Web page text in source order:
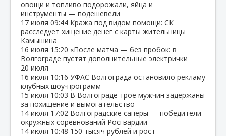
овощи и топливо подорожали, яйца и
инструменты — подешевели
17 июля 09:44 Кража под видом помощи: СК
расследует хищение денег с карты жительницы
Камышина
16 июля 15:20 «После матча — без пробок: в
Волгограде пустят дополнительные электрички
20 июля
16 июля 10:16 УФАС Волгограда остановило рекламу
клубных шоу‑программ
15 июля 10:03 В Волгограде трое мужчин задержаны
за похищение и вымогательство
14 июля 17:02 Волгоградские сапёры — победители
окружных соревнований Росгвардии
14 июля 10:48 150 тысяч рублей и рост